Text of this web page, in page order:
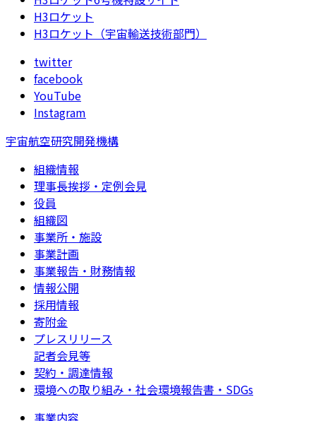
H3ロケット
H3ロケット（宇宙輸送技術部門）
twitter
facebook
YouTube
Instagram
宇宙航空研究開発機構
組織情報
理事長挨拶・定例会見
役員
組織図
事業所・施設
事業計画
事業報告・財務情報
情報公開
採用情報
寄附金
プレスリリース
記者会見等
契約・調達情報
環境への取り組み・社会環境報告書・SDGs